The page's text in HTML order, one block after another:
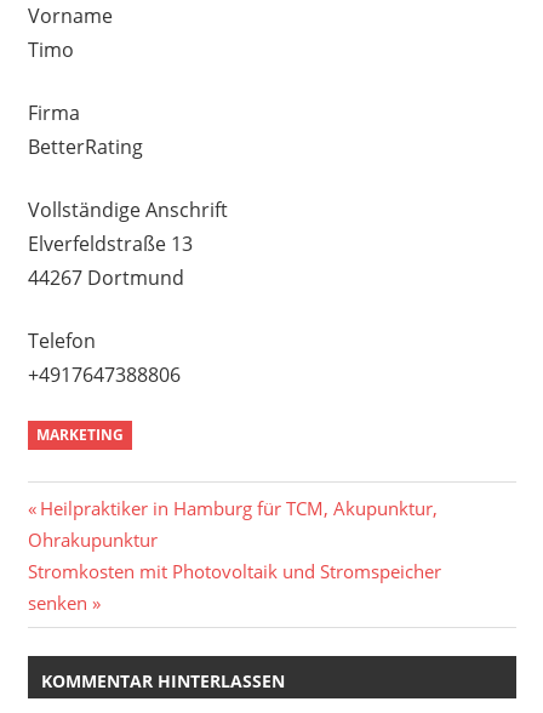
Vorname
Timo
Firma
BetterRating
Vollständige Anschrift
Elverfeldstraße 13
44267 Dortmund
Telefon
+4917647388806
MARKETING
Beitragsnavigation
Vorheriger
Beitrag:
Heilpraktiker in Hamburg für TCM, Akupunktur,
Ohrakupunktur
Nächster
Beitrag:
Stromkosten mit Photovoltaik und Stromspeicher
senken
KOMMENTAR HINTERLASSEN